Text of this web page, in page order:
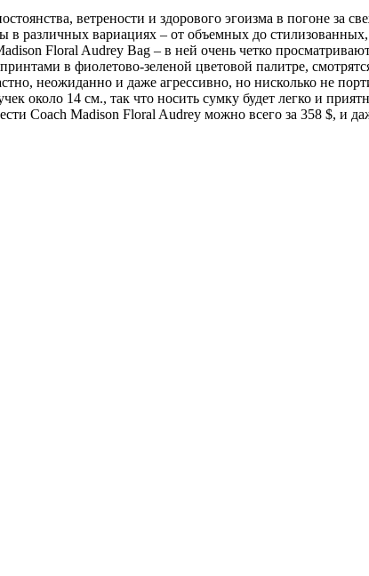
ветрености и здорового эгоизма в погоне за
вариациях – от объемных до стилизованных,
Floral Audrey Bag – в ней очень четко
в фиолетово-зеленой цветовой палитре,
неожиданно и даже агрессивно, но нисколько не
около 14 см., так что носить сумку будет легко и
Coach Madison Floral Audrey можно всего за 358 $, и